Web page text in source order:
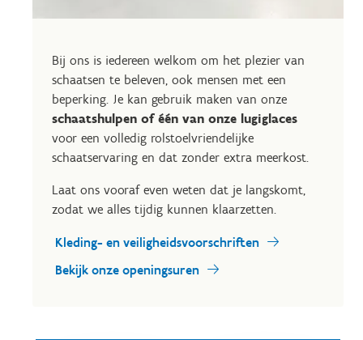
Bij ons is iedereen welkom om het plezier van
schaatsen te beleven, ook mensen met een
beperking. Je kan gebruik maken van onze
schaatshulpen of één van onze lugiglaces
voor een volledig rolstoelvriendelijke
schaatservaring en dat zonder extra meerkost.
Laat ons vooraf even weten dat je langskomt,
zodat we alles tijdig kunnen klaarzetten.
Kleding- en veiligheidsvoorschriften
Bekijk onze openingsuren